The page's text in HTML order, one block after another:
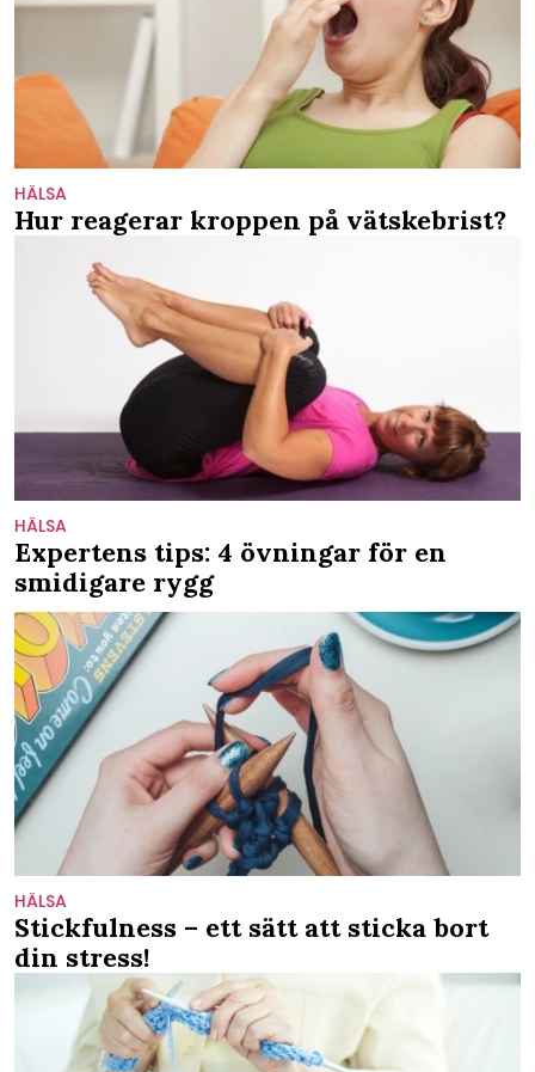
HÄLSA
Hur reagerar kroppen på vätskebrist?
HÄLSA
Expertens tips: 4 övningar för en
smidigare rygg
HÄLSA
Stickfulness – ett sätt att sticka bort
din stress!